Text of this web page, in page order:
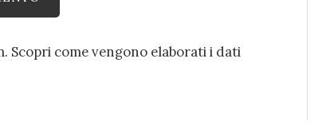
Scopri come vengono elaborati i dati